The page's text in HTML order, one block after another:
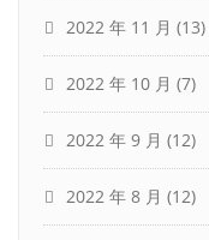
2022 年 11 月 (13)
2022 年 10 月 (7)
2022 年 9 月 (12)
2022 年 8 月 (12)